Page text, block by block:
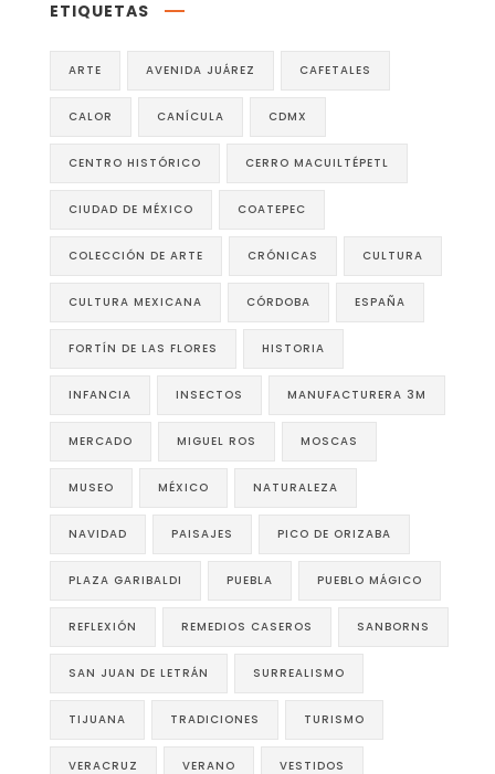
ETIQUETAS
ARTE AVENIDA JUÁREZ CAFETALES
CALOR CANÍCULA CDMX
CENTRO HISTÓRICO CERRO MACUILTÉPETL
CIUDAD DE MÉXICO COATEPEC
COLECCIÓN DE ARTE CRÓNICAS CULTURA
CULTURA MEXICANA CÓRDOBA ESPAÑA
FORTÍN DE LAS FLORES HISTORIA
INFANCIA INSECTOS MANUFACTURERA 3M
MERCADO MIGUEL ROS MOSCAS
MUSEO MÉXICO NATURALEZA
NAVIDAD PAISAJES PICO DE ORIZABA
PLAZA GARIBALDI PUEBLA PUEBLO MÁGICO
REFLEXIÓN REMEDIOS CASEROS SANBORNS
SAN JUAN DE LETRÁN SURREALISMO
TIJUANA TRADICIONES TURISMO
VERACRUZ VERANO VESTIDOS